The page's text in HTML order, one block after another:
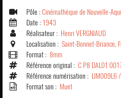
Pôle : Cinémathèque de Nouvelle-
Date : 1943
Réalisateur : Henri VERGNIAUD
Localisation : Saint-Bonnet-Briance,
Format : 8mm
Référence original : C P8 DAL01
Référence numérisation : LIM009L6
Format son : Muet